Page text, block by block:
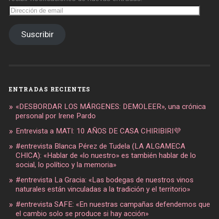
Dirección
de
Suscribir
ENTRADAS RECIENTES
«DESBORDAR LOS MÁRGENES: DEMOLEER», una crónica
personal por Irene Pardo
Entrevista a MATI: 10 AÑOS DE CASA CHIRIBIRI💜
#entrevista Blanca Pérez de Tudela (LA ALGAMECA
CHICA): «Hablar de «lo nuestro» es también hablar de lo
social, lo político y la memoria»
#entrevista La Gracia: «Las bodegas de nuestros vinos
naturales están vinculadas a la tradición y el territorio»
#entrevista SAFE: «En nuestras campañas defendemos que
el cambio solo se produce si hay acción»